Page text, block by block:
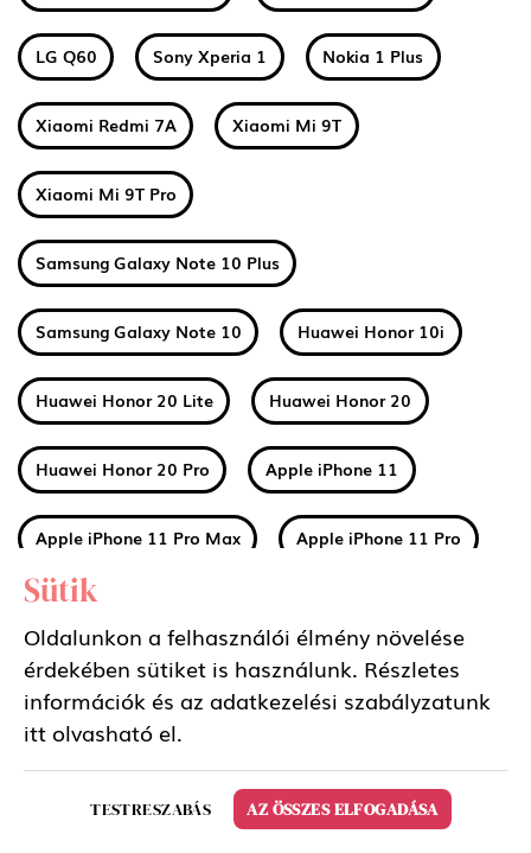
LG Q60 Sony Xperia 1 Nokia 1 Plus
Xiaomi Redmi 7A Xiaomi Mi 9T
Xiaomi Mi 9T Pro
Samsung Galaxy Note 10 Plus
Samsung Galaxy Note 10 Huawei Honor 10i
Huawei Honor 20 Lite Huawei Honor 20
Huawei Honor 20 Pro Apple iPhone 11
Apple iPhone 11 Pro Max Apple iPhone 11 Pro
Huawei Mate 30
Nokia 2 2019 (2.2) Nokia 3 2019 (3.2)
Nokia 4 2019 (4.2)
Samsung Galaxy Tab S6 10.5 LTE
Sütik
Oldalunkon a felhasználói élmény növelése
érdekében sütiket is használunk. Részletes
információk és az adatkezelési szabályzatunk
itt olvasható el.
TESTRESZABÁS AZ ÖSSZES ELFOGADÁSA